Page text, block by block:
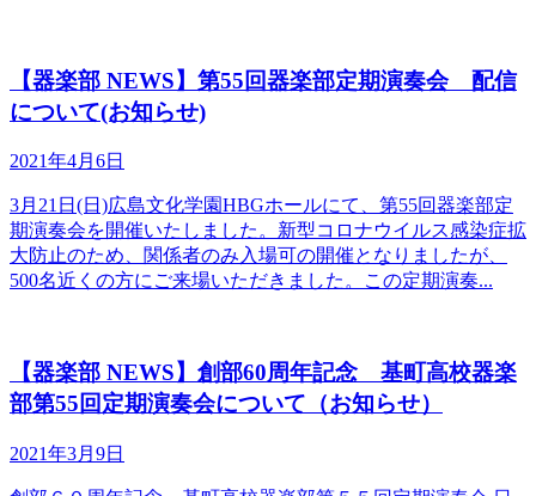
【器楽部 NEWS】第55回器楽部定期演奏会 配信
について(お知らせ)
2021年4月6日
3月21日(日)広島文化学園HBGホールにて、第55回器楽部定
期演奏会を開催いたしました。新型コロナウイルス感染症拡
大防止のため、関係者のみ入場可の開催となりましたが、
500名近くの方にご来場いただきました。この定期演奏...
【器楽部 NEWS】創部60周年記念 基町高校器楽
部第55回定期演奏会について（お知らせ）
2021年3月9日